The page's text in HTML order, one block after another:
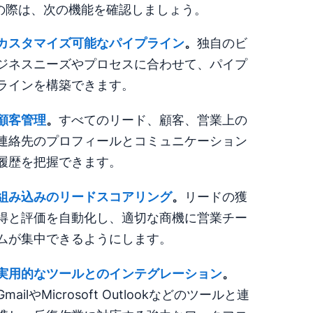
際は、次の機能を確認しましょう。
スタマイズ可能なパイプライン。 独自のビ
ネスニーズやプロセスに合わせて、パイプ
インを構築できます。
客管理。 すべてのリード、顧客、営業上の
絡先のプロフィールとコミュニケーション
歴を把握できます。
み込みのリードスコアリング。
リードの獲
と評価を自動化し、適切な商機に営業チー
が集中できるようにします。
用的なツールとのインテグレーション。
やMicrosoft Outlookなどのツールと連